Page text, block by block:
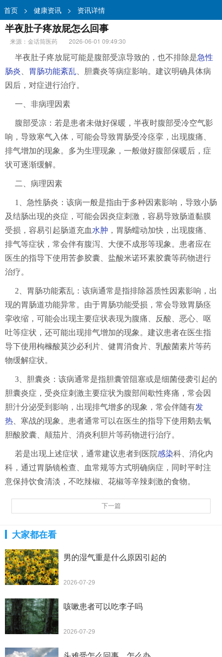
首页 > 健康资讯 > 资讯详情
半夜肚子疼放屁怎么回事
来源：金话筒医药
2026-06-01 09:49:30
半夜肚子疼放屁可能是腹部受凉导致的，也不排除是急性
肠炎
胃肠功能紊乱 、胆囊炎等病症影响。建议明确具体病
因后，对症进行治疗。
一、非病理因素
腹部受凉：若是患者未做好保暖，半夜时腹部受冷空气影
响，导致寒气入体，可能会导致胃肠受冷痉挛，出现腹痛、
排气增加的现象。多为生理现象，一般做好腹部保暖后，症
状可逐渐缓解。
二、病理因素
1、急性肠炎：该病一般是指由于多种因素影响，导致小肠
及结肠出现的炎症，可能会因炎症刺激，容易导致肠道黏膜
受损，容易引起肠道充血 水肿 ，胃肠蠕动加快，出现腹痛、
排气等症状，常会伴有腹泻、大便不成形等现象。患者应在
医生的指导下使用苦参胶囊、盐酸米诺环素胶囊等药物进行
治疗。
2、胃肠功能紊乱：该病通常是指排除器质性因素影响，出
现的胃肠道功能异常。由于胃肠功能受损，常会导致胃肠痉
挛收缩，可能会出现主要症状表现为腹痛、反酸、恶心、呕
吐等症状，还可能出现排气增加的现象。建议患者在医生指
导下使用枸橼酸莫沙必利片、健胃消食片、乳酸菌素片等药
物缓解症状。
3、胆囊炎：该病通常是指胆囊管阻塞或是细菌侵袭引起的
胆囊炎症，受炎症刺激主要症状为腹部间歇性疼痛，常会因
胆汁分泌受到影响，出现排气增多的现象，常会伴随有发
热 、寒战的现象。患者通常可以在医生的指导下使用鹅去氧
胆酸胶囊、颠茄片、消炎利胆片等药物进行治疗。
若是出现上述症状，通常建议患者到医院感染科、消化内
科，通过胃肠镜检查、血常规等方式明确病症，同时平时注
意保持饮食清淡，不吃辣椒、花椒等辛辣刺激的食物。
下一篇
大家都在看
男的湿气重是什么原因引起的
2026-07-29
咳嗽患者可以吃李子吗
2026-07-29